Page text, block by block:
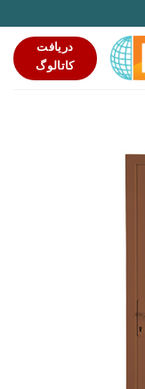
دریافت
کاتالوگ